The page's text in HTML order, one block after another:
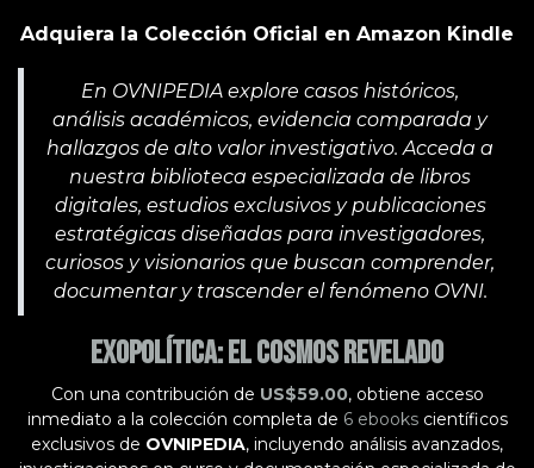
Adquiera la Colección Oficial en Amazon Kindle
En OVNIPEDIA explore casos históricos,
análisis académicos, evidencia comparada y
hallazgos de alto valor investigativo. Acceda a
nuestra biblioteca especializada de libros
digitales, estudios exclusivos y publicaciones
estratégicas diseñadas para investigadores,
curiosos y visionarios que buscan comprender,
documentar y trascender el fenómeno OVNI.
Exopolítica: El Cosmos Revelado
Con una contribución de US$59.00, obtiene acceso
inmediato a la colección completa de 6 ebookscientíficos
exclusivos de OVNIPEDIA, incluyendo análisis avanzados,